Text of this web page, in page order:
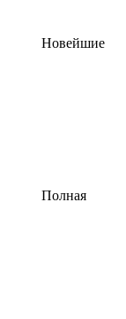
Новейшие
Полная